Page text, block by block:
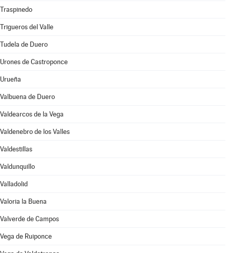
Traspinedo
Trigueros del Valle
Tudela de Duero
Urones de Castroponce
Urueña
Valbuena de Duero
Valdearcos de la Vega
Valdenebro de los Valles
Valdestillas
Valdunquillo
Valladolid
Valoria la Buena
Valverde de Campos
Vega de Ruiponce